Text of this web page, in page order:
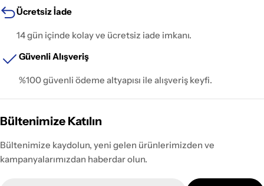
Ücretsiz İade
14 gün içinde kolay ve ücretsiz iade imkanı.
Güvenli Alışveriş
%100 güvenli ödeme altyapısı ile alışveriş keyfi.
Bültenimize Katılın
Bültenimize kaydolun, yeni gelen ürünlerimizden ve
kampanyalarımızdan haberdar olun.